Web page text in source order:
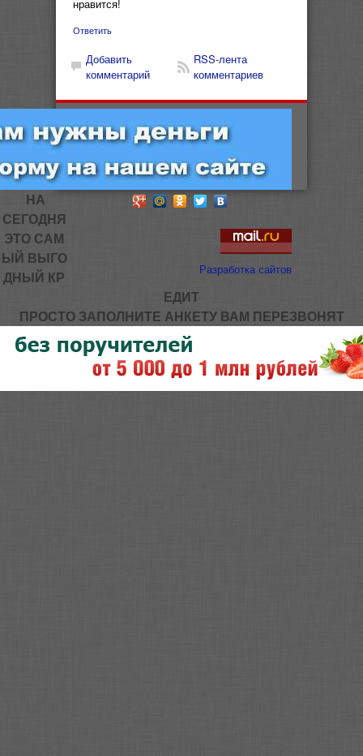
нравится!
Ответить
Добавить
комментарий
RSS-лента
комментариев
Разработка сайтов
НА
СЕГОДНЯ
ЭТО САМ
ЫЙ ВЫГО
ДНЫЙ КР
ЕДИТ
ПРОСТО ЗАПОЛНИТЕ АНКЕТУ ВАМ ПЕРЕЗВОНЯТ